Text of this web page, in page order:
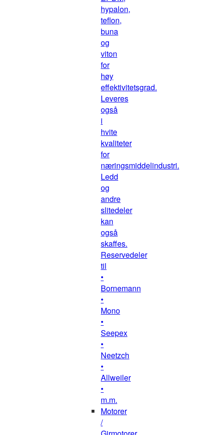
hypalon,
teflon,
buna
og
viton
for
høy
effektivitetsgrad.
Leveres
også
i
hvite
kvaliteter
for
næringsmiddelindustri.
Ledd
og
andre
slitedeler
kan
også
skaffes.
Reservedeler
til
•
Bornemann
•
Mono
•
Seepex
•
Neetzch
•
Allweiler
•
m.m.
Motorer
/